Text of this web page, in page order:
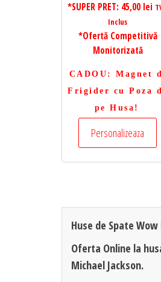
*SUPER PRET: 45,00 lei
Inclus
*Ofertă Competitivă
Monitorizată
CADOU : Magnet
Frigider cu Poza
pe Husa!
Personalizeaza
Huse de Spate
Oferta Online la
Michael Jackson.